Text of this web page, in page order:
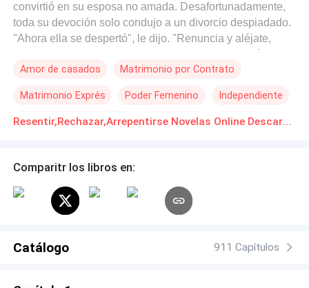
convirtió en su esposa no amada. Desafortunadamente,
toda su devoción solo condujo a un divorcio despiadado.
"Ahora ella se despertó", le dijo. "Renuncia y aléjate,
hizo porque necesitaba que ella hiciera algo que solo un
chica de sus sueños.Deirdre McKinnon fue condenada a
la perdición. Perdió a su bebé antes de que naciera y
algo murió dentro de su corazón. Dos años después, se
Brighthall la conoció por pura casualidad, un nuevo
sentimiento nació en su corazón: los celos.No había
no si eso significaba que volvería a poseer el corazón de
Amor de casados Matrimonio por Contrato
Matrimonio Exprés Poder Femenino Independiente
POV en primera persona Amor dulce Cazador Resentir,Rechazar,Arrepentirse Novelas Online Descarga gratuita de PDF
Comparitr los libros en:
Catálogo 911 Capítulos